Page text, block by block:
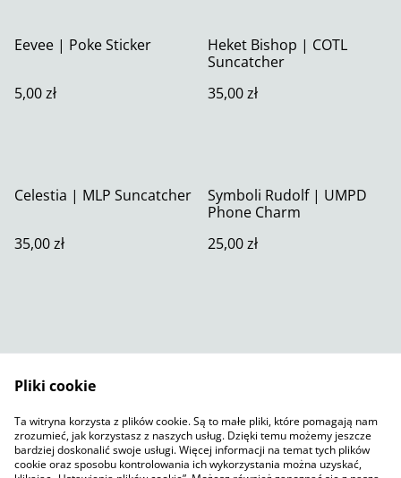
Eevee | Poke Sticker
5,00 zł
Heket Bishop | COTL
Suncatcher
35,00 zł
Celestia | MLP Suncatcher
35,00 zł
Symboli Rudolf | UMPD
Phone Charm
25,00 zł
Polityka prywatności
SumUp
Polityka plików cookie
Pliki cookie
Ta witryna korzysta z plików cookie. Są to małe pliki, które pomagają nam
zrozumieć, jak korzystasz z naszych usług. Dzięki temu możemy jeszcze
bardziej doskonalić swoje usługi. Więcej informacji na temat tych plików
cookie oraz sposobu kontrolowania ich wykorzystania można uzyskać,